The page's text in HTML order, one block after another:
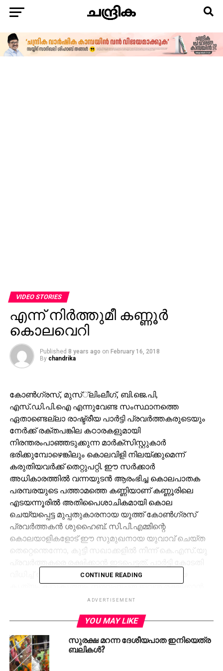
VIDEO STORIES
എന്ന് നിര്‍ത്തുമീ കണ്ണൂര്‍
കൊലവെറി
Published 8 years ago on February 16, 2018
By chandrika
കോണ്‍ഗ്രസ്, മുസ്്‌ലിംലീഗ്, ബി.ജെ.പി,
എസ്.ഡി.പി.ഐ എന്നുവേണ്ട സംസ്ഥാനത്തെ
ഏതാണ്ടെല്ലാ രാഷ്ട്രീയ പാര്‍ട്ടി പ്രവര്‍ത്തകരുടെയും
നേര്‍ക്ക് രക്തപങ്കില കഠാരകളുമായി
നിരന്തരംപാഞ്ഞടുക്കുന്ന മാര്‍ക്‌സിസ്റ്റുകാര്‍
ഭരിക്കുമ്പോഴെങ്കിലും കൊലവിളി നിലയ്ക്കുമെന്ന്
കരുതിയവര്‍ക്ക് തെറ്റുപറ്റി. ഈ സര്‍ക്കാര്‍
അധികാരത്തില്‍ വന്നയുടന്‍ ആരംഭിച്ച കൊലപാതക
പരമ്പരയുടെ പത്താമത്തെ കണ്ണിയാണ് കണ്ണൂരിലെ
എടയന്നൂരില്‍ അതിപൈശാചികമായി കൊല
ചെയ്യപ്പെട്ട മുപ്പതുകാരനായ യൂത്ത് കോണ്‍ഗ്രസ്
പ്രവര്‍ത്തകന്‍ ശുഹൈബ്. സി.പി.എമ്മിന്റെ
കൊലയാളികളോട് ഈ സുമുഖനായ യുവാവ് ചെയ്ത
തെറ്റെന്തെന്നോ, കുട്ടി സഖാക്കളില്‍ നിന്ന് കെ.എസ്.യു
വിധിച്ച് സര്‍ക്കാര്‍ജയിലില്‍വെച്ച് നടക്കാതെപോയ
കൃത്യം കിറുകൃത്യം നിര്‍വഹിച്ചത് ജീവന്‍ രക്ഷിക്കാന്‍
നാടുവിട്ട് പോകുന്നതിന്റെ തലേന്ന്്.
സോഷ്യലിസത്തെക്കുറിച്ചുമൊക്കെ സമൂലാദി
വമ്പുപറയുന്ന സഖാക്കള്‍ക്ക് രക്തം
പഥ്യമാകുന്നതിനെതിരെ സാംസ്‌കാരിക
കേരളത്തിലുയര്‍ന്നിട്ടുള്ള ഓരോ പ്രതിഷേധ
CONTINUE READING
ADVERTISEMENT
YOU MAY LIKE
സുരക്ഷ മറന്ന ദേശീയപാത ഇനിയെത്ര
ബലികള്‍?